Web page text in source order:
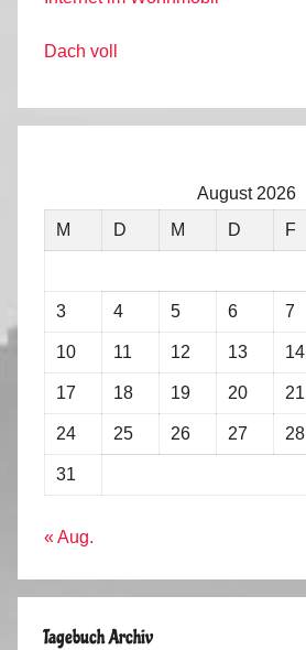
Dach voll
August 2026
M
D M D F
3 4 5 6 7
10 11 12 13 14
17 18 19 20 21
24 25 26 27 28
31
« Aug.
Tagebuch Archiv